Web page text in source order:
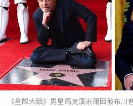
《星際大戰》男星馬克漢米爾因發布川